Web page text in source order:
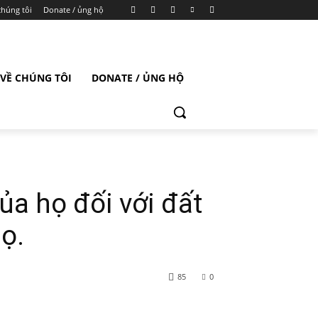
tôi Donate / ủng hộ
VỀ CHÚNG TÔI DONATE / ỦNG HỘ
họ đối với đất
0
85